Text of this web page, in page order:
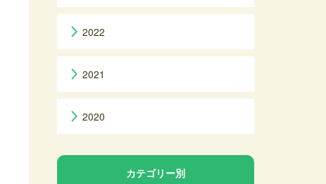
2022
2021
2020
カテゴリー別